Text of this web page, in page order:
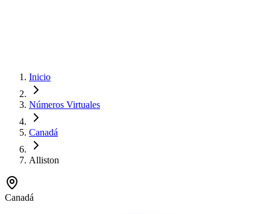
Inicio
Números Virtuales
Canadá
Alliston
Canadá